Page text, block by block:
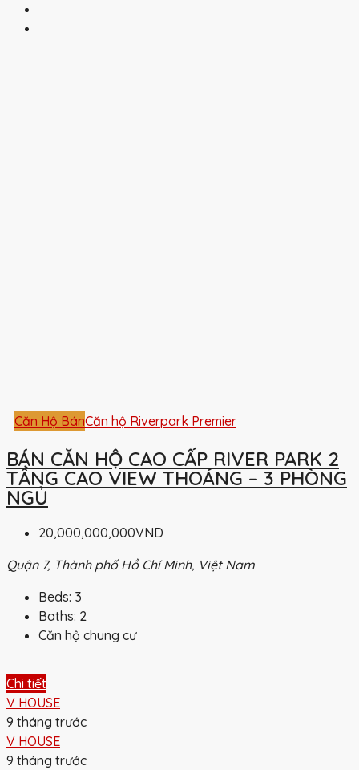
Căn Hộ BánCăn hộ Riverpark Premier
BÁN CĂN HỘ CAO CẤP RIVER PARK 2
TẦNG CAO VIEW THOÁNG – 3 PHÒNG
NGỦ
20,000,000,000VND
Quận 7, Thành phố Hồ Chí Minh, Việt Nam
Beds: 3
Baths: 2
Căn hộ chung cư
Chi tiết
V HOUSE
9 tháng trước
V HOUSE
9 tháng trước